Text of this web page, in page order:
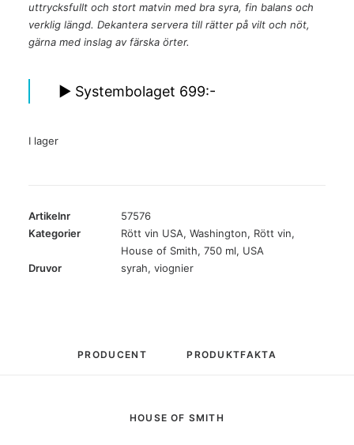
uttrycksfullt och stort matvin med bra syra, fin balans och
verklig längd. Dekantera servera till rätter på vilt och nöt,
gärna med inslag av färska örter.
► Systembolaget 699:-
I lager
Artikelnr
57576
Kategorier
Rött vin USA, Washington, Rött vin,
House of Smith, 750 ml, USA
Druvor
syrah, viognier
PRODUCENT PRODUKTFAKTA
HOUSE OF SMITH